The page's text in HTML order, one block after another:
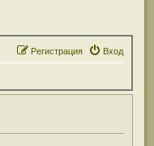
Вход
Регистрация